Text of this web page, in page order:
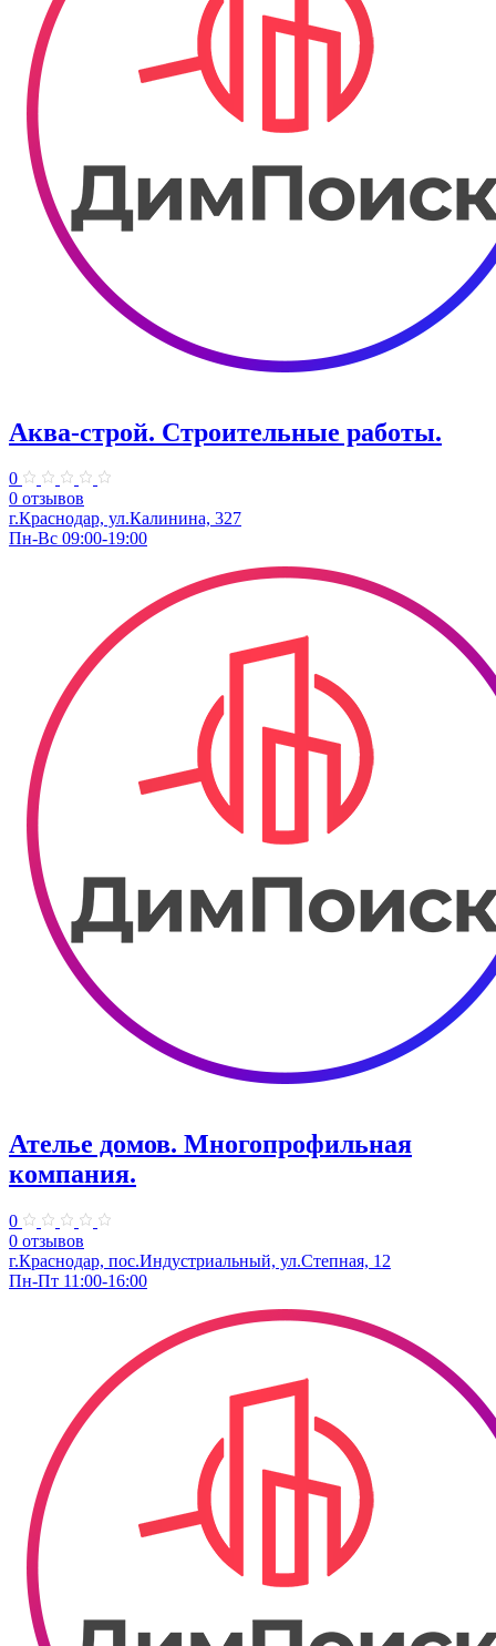
Аква-строй. Строительные работы.
0
0 отзывов
г.Краснодар, ул.Калинина, 327
Пн-Вс 09:00-19:00
Ателье домов. Многопрофильная
компания.
0
0 отзывов
г.Краснодар, пос.Индустриальный, ул.Степная, 12
Пн-Пт 11:00-16:00